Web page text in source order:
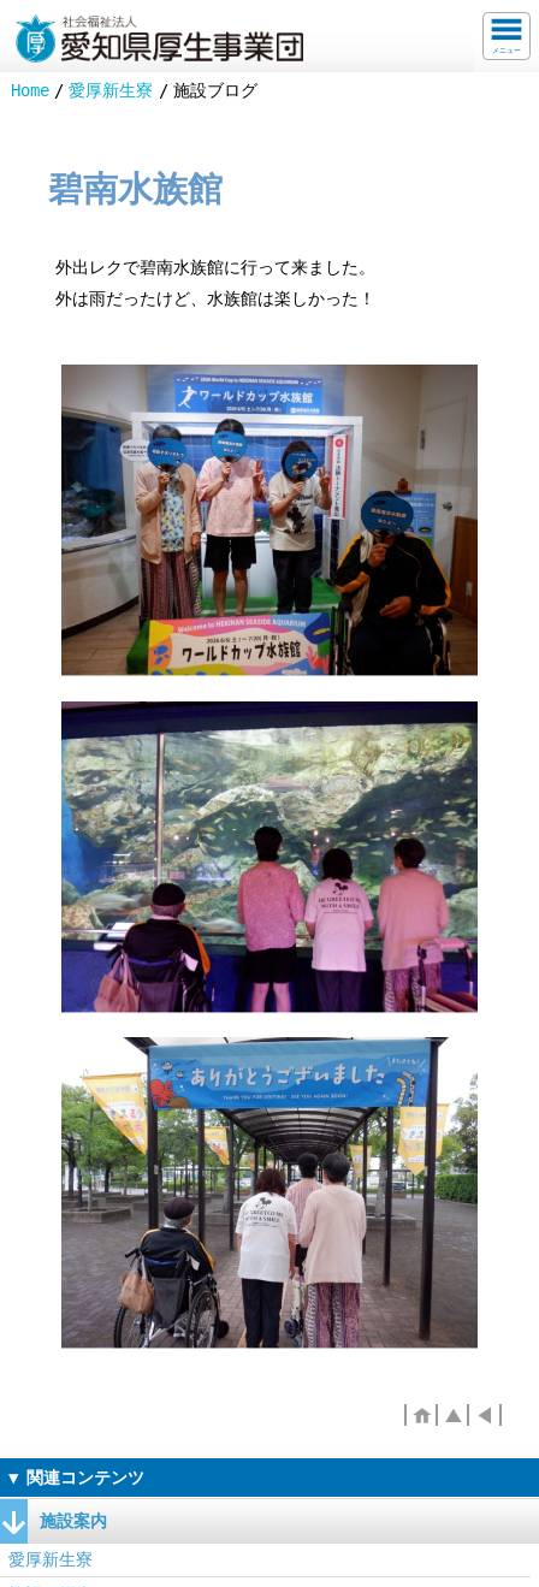
メニュー
Home 愛厚新生寮 施設ブログ
碧南水族館
外出レクで碧南水族館に行って来ました。
外は雨だったけど、水族館は楽しかった！
施設案内
愛厚新生寮